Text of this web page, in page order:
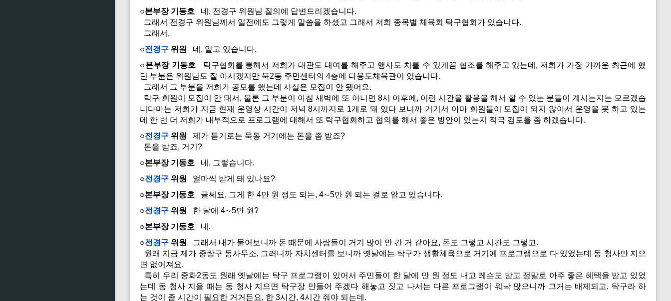
○본부장 기동호 네, 전경구 위원님 질의에 답변드리겠습니다.
그래서 전경구 위원님께서 일전에도 그렇게 말씀을 하셨고 그래서 저희 종목별 체육회 탁구협회가 있습니다.
그래서,
○전경구 위원
네, 알고 있습니다.
○본부장 기동호 탁구협회를 통해서 저희가 대관도 대여를 해주고 행사도 치를 수 있게끔 협조를 해주고 있는데, 저희가 가장 가까운 최근에 했
던 부분은 위원님도 잘 아시겠지만 묵2동 주민센터의 4층에 다용도체육관이 있습니다.
그래서 그 부분을 저희가 공모를 했는데 사실은 모집이 안 됐어요.
탁구 회원이 모집이 안 돼서, 물론 그 부분이 아침 새벽에 또 아니면 8시 이후에, 이런 시간을 활용을 해서 할 수 있는 분들이 계시는지는 모르겠습
니다마는 저희가 지금 현재 운영상 시간이 저녁 8시까지로 1개로 돼 있다 보니까 거기서 아마 회원들이 모집이 되지 않아서 운영을 못 하고 있는
데 한 번 더 저희가 내부적으로 프로그램에 대해서 또 탁구협회하고 협의를 해서 좋은 방안이 있는지 적극 검토를 좀 하겠습니다.
○전경구 위원
제가 듣기로는 묵동 거기에는 돈을 좀 받죠?
돈을 받죠, 거기?
○본부장 기동호 네, 그렇습니다.
○전경구 위원
얼마씩 받게 돼 있나요?
○본부장 기동호 글쎄요, 그게 한 4만 원 정도 되는, 4∼5만 원 되는 걸로 알고 있습니다.
○전경구 위원
한 달에 4∼5만 원?
○본부장 기동호 네.
○전경구 위원
그래서 내가 물어보니까 돈 때문에 사람들이 거기 많이 안 간 거 같아요, 돈도 그렇고 시간도 그렇고.
원래 지금 제가 중랑구 동사무소, 그러니까 자치센터를 보니까 옛날에는 탁구가 생활체육으로 거기에 프로그램으로 다 있었는데 동 청사만 지으
면 없어져요.
특히 우리 중화2동도 원래 옛날에는 탁구 프로그램이 있어서 주민들이 한 달에 만 원 정도 내고 레슨도 받고 정말로 아주 좋은 혜택을 받고 있었
는데 동 청사 지을 때는 동 청사 지으면 탁구장 만들어 주겠다 해놓고 짓고 나서는 다른 프로그램이 워낙 많으니까 그거는 배제되고, 탁구라 하
는 것이 좀 시간이 필요한 거거든요, 한 3시간, 4시간 줘야 되는데.